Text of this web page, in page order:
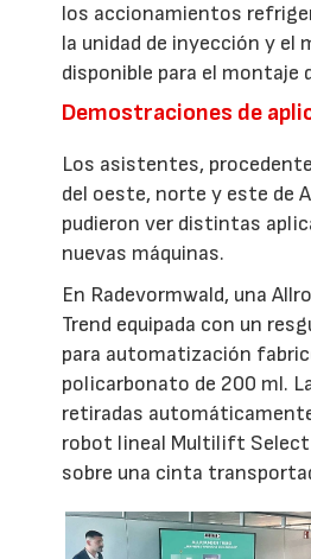
los accionamientos
la unidad de inyección y el
disponible para el montaje
Demostraciones de
Los asistentes,
del oeste, norte y este de
pudieron ver distintas
nuevas máquinas.
En Radevormwald, una
Trend equipada con un
para automatización
policarbonato de 200 ml.
retiradas
robot lineal Multilift
sobre una cinta